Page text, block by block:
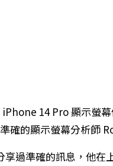
14 Pro 顯示螢
確的顯示螢幕分析師
享過準確的訊息，他